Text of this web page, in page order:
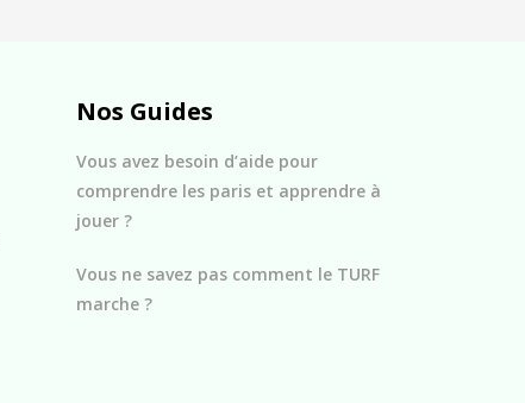
Nos Guides
Vous avez besoin d’aide pour
comprendre les paris et apprendre à
jouer ?
Vous ne savez pas comment le TURF
marche ?